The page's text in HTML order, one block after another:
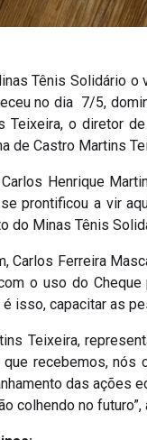
Tênis Solidário o
no dia 7/5,
Teixeira, o diretor
de Castro Martins
Henrique
prontificou a vir
do Minas Tênis
Carlos Ferreira
o uso do
isso, capacitar as
Teixeira,
recebemos,
das ações
colhendo no